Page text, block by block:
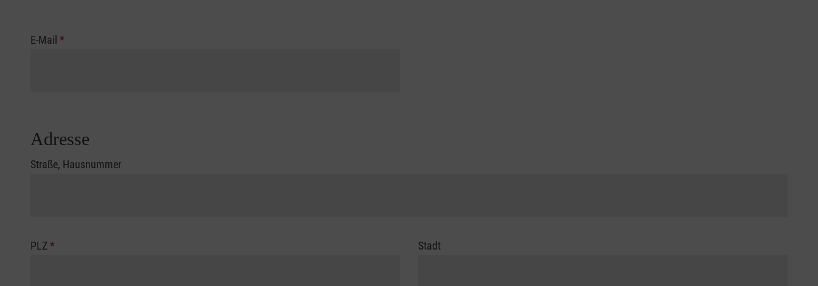
E-Mail *
Adresse
Straße, Hausnummer
PLZ* Stadt